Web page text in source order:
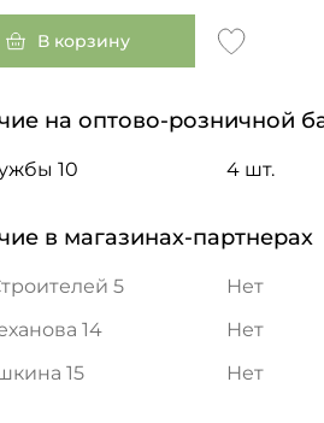
В корзину
на оптово-розничной
10 4 шт.
в магазинах-партнерах
5
Нет
14
Нет
15
Нет